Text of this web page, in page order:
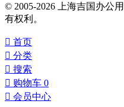
© 2005-2026 上海吉国办公
有权利。
 首页
 分类
 搜索
 购物车 0
 会员中心